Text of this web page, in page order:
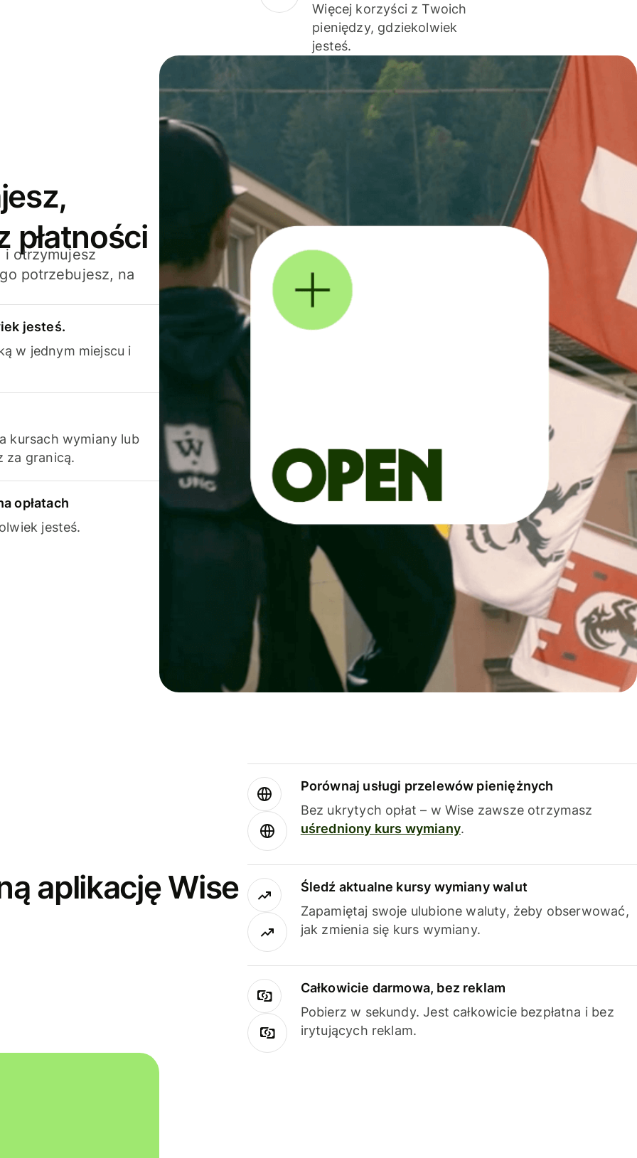
Więcej korzyści z Twoich
pieniędzy, gdziekolwiek
jesteś.
płatności
i otrzymujesz
potrzebujesz, na
jesteś.
w jednym miejscu i
kursach wymiany lub
za granicą.
opłatach
jesteś.
aplikację Wise
Porównaj usługi przelewów pieniężnych
Bez ukrytych opłat – w Wise zawsze otrzymasz
uśredniony kurs wymiany.
Śledź aktualne kursy wymiany walut
Zapamiętaj swoje ulubione waluty, żeby obserwować,
jak zmienia się kurs wymiany.
Całkowicie darmowa, bez reklam
Pobierz w sekundy. Jest całkowicie bezpłatna i bez
irytujących reklam.